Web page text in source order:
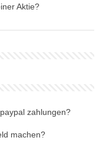
Aktie?
zahlungen?
machen?